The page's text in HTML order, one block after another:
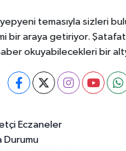
temasıyla sizleri
bir araya getiriyor.
okuyabilecekleri bir
Eczaneler
Durumu